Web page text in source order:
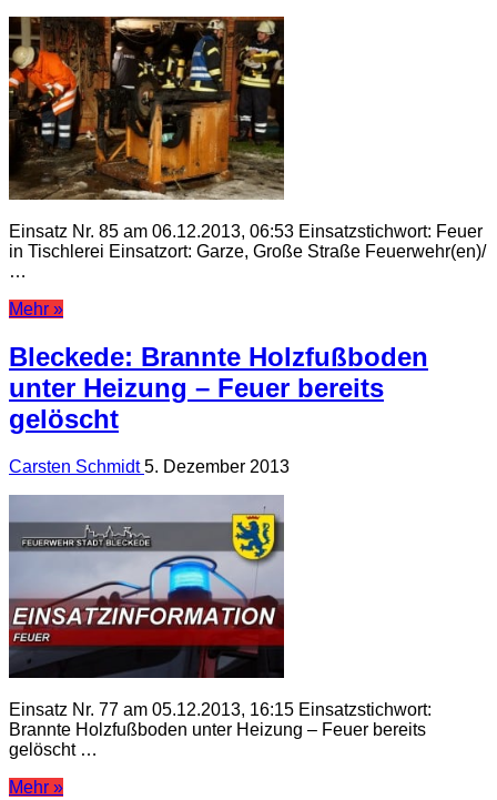
Einsatz Nr. 85 am 06.12.2013, 06:53 Einsatzstichwort: Feuer
in Tischlerei Einsatzort: Garze, Große Straße Feuerwehr(en)/
…
Mehr »
Bleckede: Brannte Holzfußboden
unter Heizung – Feuer bereits
gelöscht
Carsten Schmidt5. Dezember 2013
Einsatz Nr. 77 am 05.12.2013, 16:15 Einsatzstichwort:
Brannte Holzfußboden unter Heizung – Feuer bereits
gelöscht …
Mehr »